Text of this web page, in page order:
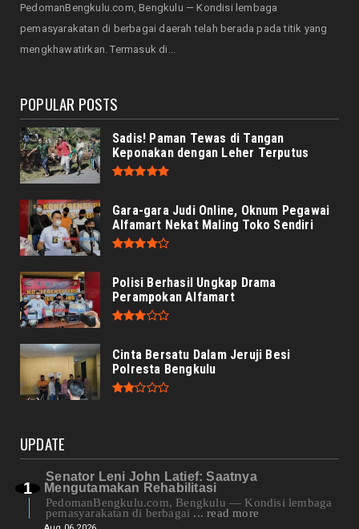
NASIONAL
Menjadi Tuan Rumah Sidang Tahunan MPR RI
dan Sidang Bersama...
PedomanBengkulu.com, Bengkulu — Kondisi lembaga
pemasyarakatan di berbagai daerah telah berada pada titik yang
mengkhawatirkan. Termasuk di...
POPULAR POSTS
Sadis! Paman Tewas di Tangan
Keponakan dengan Leher Terputus
Gara-gara Judi Online, Oknum Pegawai
Alfamart Nekat Maling Toko Sendiri
Polisi Berhasil Ungkap Drama
Perampokan Alfamart
Cinta Bersatu Dalam Jeruji Besi
Polresta Bengkulu
UPDATE
Senator Leni John Latief: Saatnya
Mengutamakan Rehabilitasi
PedomanBengkulu.com, Bengkulu — Kondisi lembaga
pemasyarakatan di berbagai ... read more